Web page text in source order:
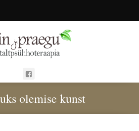
olemise kunst